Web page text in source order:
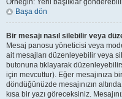
Örneğin: Yeni başlıklar
Başa dön
Bir mesajı nasıl silebilir veya
Mesaj panosu yöneticisi veya
ait mesajları düzenleyebilir veya
butonuna tıklayarak
için mevcuttur). Eğer mesajınıza
döndüğünüzde mesajınızın
kısa bir yazı göreceksiniz.